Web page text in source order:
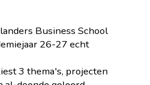
Business School
26-27 echt
3 thema's, projecten